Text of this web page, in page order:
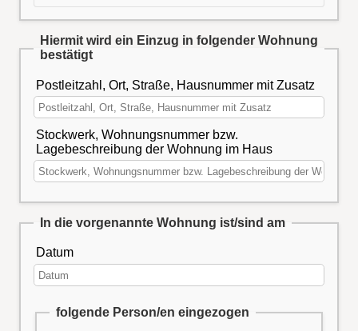
Hiermit wird ein Einzug in folgender Wohnung
bestätigt
Postleitzahl, Ort, Straße, Hausnummer mit Zusatz
Stockwerk, Wohnungsnummer bzw.
Lagebeschreibung der Wohnung im Haus
In die vorgenannte Wohnung ist/sind am
Datum
folgende Person/en eingezogen